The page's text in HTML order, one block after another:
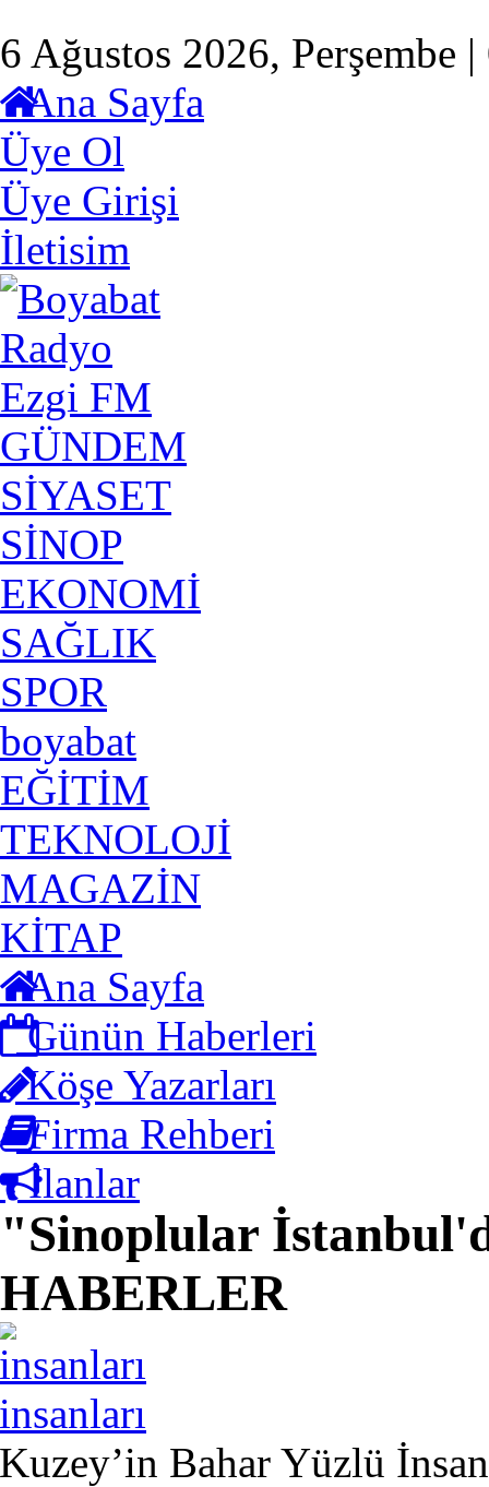
6 Ağustos 2026, Perşembe
Ana Sayfa
Üye Ol
Üye Girişi
İletisim
GÜNDEM
SİYASET
SİNOP
EKONOMİ
SAĞLIK
SPOR
boyabat
EĞİTİM
TEKNOLOJİ
MAGAZİN
KİTAP
Ana Sayfa
Günün Haberleri
Köşe Yazarları
Firma Rehberi
İlanlar
"Sinoplular
HABERLER
insanları
Kuzey’in Bahar Yüzlü